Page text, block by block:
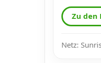
Zu den
Netz: